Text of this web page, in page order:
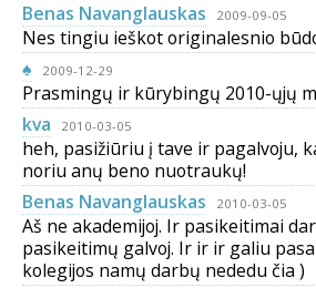
Benas Navanglauskas
2009-09-05
Nes tingiu ieškot originalesnio
♠
2009-12-29
Prasmingų ir kūrybingų 2010-ųjų
kva
2010-03-05
heh, pasižiūriu į tave ir pagalvoju,
noriu anų beno nuotraukų!
Benas Navanglauskas
2010-03-05
Aš ne akademijoj. Ir pasikeitimai
pasikeitimų galvoj. Ir ir ir galiu
kolegijos namų darbų nededu čia )